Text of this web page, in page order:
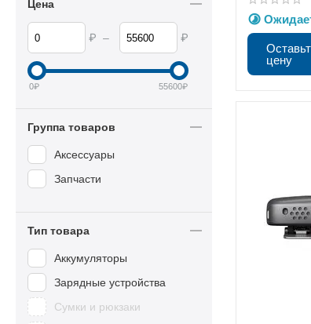
цену
Цена
₽ – ₽
0₽ 55600₽
Группа товаров
Аксессуары
Запчасти
Тип товара
Аккумуляторы
Зарядные устройства
Сумки и рюкзаки